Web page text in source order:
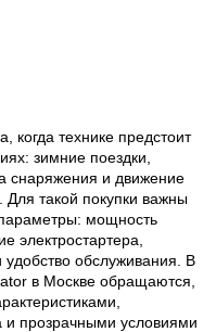
когда технике предстоит
зимние поездки,
снаряжения и движение
такой покупки важны
мощность
электростартера,
удобство обслуживания. В
в Москве обращаются,
прозрачными условиями